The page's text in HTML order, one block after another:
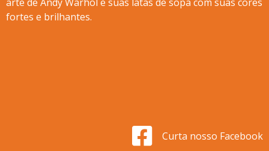
fortes e brilhantes.
Curta nosso Facebook